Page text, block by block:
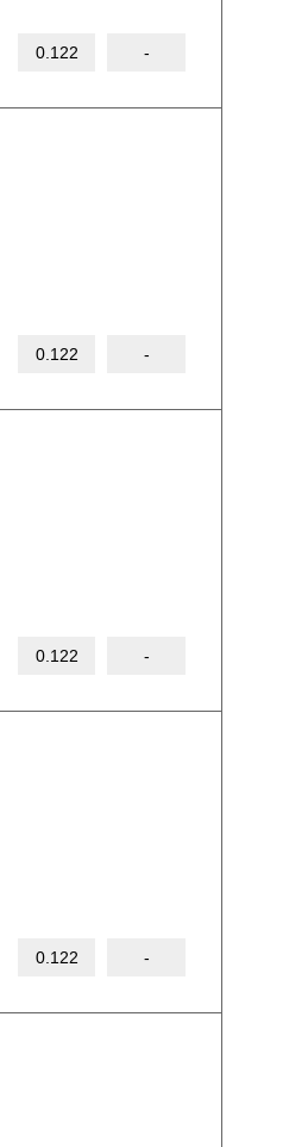
0.122 -
0.122 -
0.122 -
0.122 -